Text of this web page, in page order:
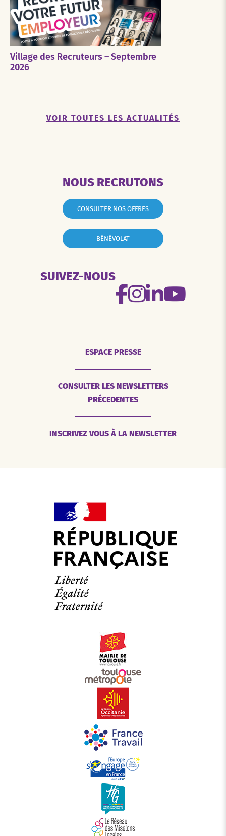
Village des Recruteurs – Septembre
2026
VOIR TOUTES LES ACTUALITÉS
NOUS RECRUTONS
CONSULTER NOS OFFRES
BÉNÉVOLAT
SUIVEZ-NOUS
ESPACE PRESSE
CONSULTER LES NEWSLETTERS
PRÉCEDENTES
INSCRIVEZ VOUS À LA NEWSLETTER